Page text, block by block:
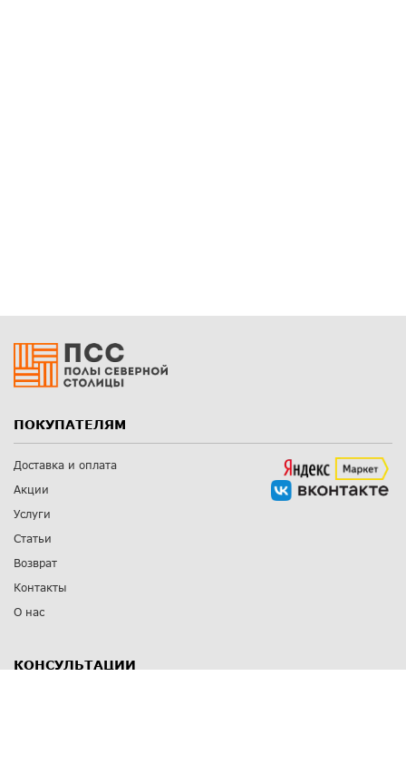
ПОКУПАТЕЛЯМ
Доставка и оплата
Акции
Услуги
Статьи
Возврат
Контакты
О нас
КОНСУЛЬТАЦИИ